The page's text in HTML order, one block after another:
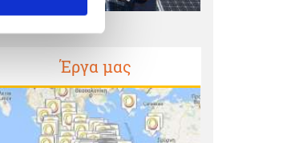
Έργα μας